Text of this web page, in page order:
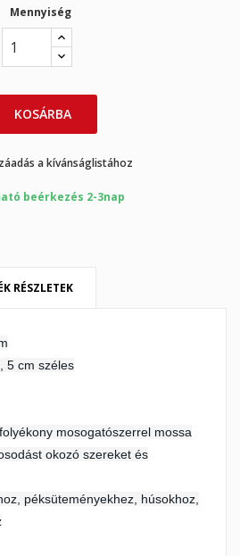
Mennyiség
KOSÁRBA
a kívánságlistához
beérkezés 2-3nap
RÉSZLETEK
5 cm széles
mosogatószerrel mossa
okozó szereket és
péksüteményekhez, húsokhoz,
létrehozása